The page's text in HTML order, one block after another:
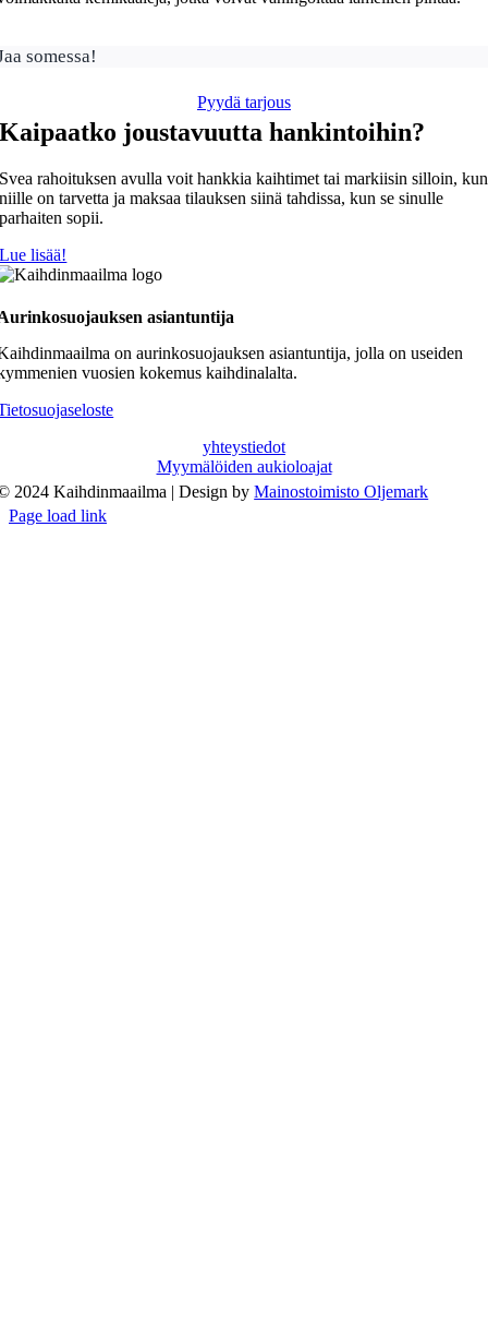
somessa!
Pyydä tarjous
Kaipaatko joustavuutta hankintoihin?
Svea rahoituksen avulla voit hankkia kaihtimet tai markiisin silloin, kun
niille on tarvetta ja maksaa tilauksen siinä tahdissa, kun se sinulle
parhaiten sopii.
Lue lisää!
asiantuntija
on aurinkosuojauksen asiantuntija, jolla on useiden
vuosien kokemus kaihdinalalta.
yhteystiedot
Myymälöiden aukioloajat
2024 Kaihdinmaailma | Design byMainostoimisto Oljemark
Page load link